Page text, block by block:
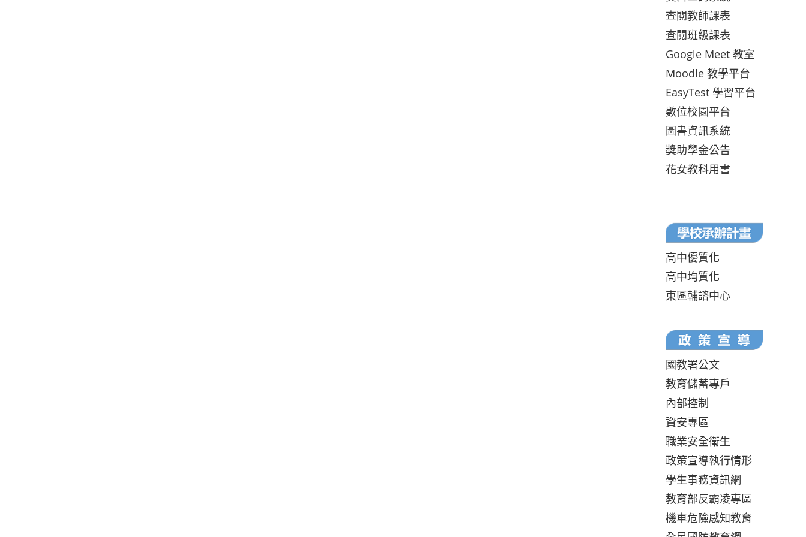
查閱教師課表
查閱班級課表
Google Meet 教室
Moodle 教學平台
EasyTest 學習平台
數位校園平台
圖書資訊系統
獎助學金公告
花女教科用書
高中優質化
高中均質化
東區輔諮中心
國教署公文
教育儲蓄專戶
內部控制
資安專區
職業安全衛生
政策宣導執行情形
學生事務資訊網
教育部反霸凌專區
機車危險感知教育